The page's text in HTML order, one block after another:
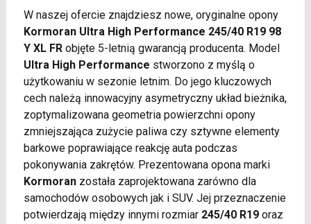
W naszej ofercie znajdziesz nowe, oryginalne opony
Kormoran Ultra High Performance 245/40 R19 98
Y XL FRobjęte 5-letnią gwarancją producenta. Model
Ultra High Performance stworzono z myślą o
użytkowaniu w sezonie letnim. Do jego kluczowych
cech należą innowacyjny asymetryczny układ bieżnika,
zoptymalizowana geometria powierzchni opony
zmniejszająca zużycie paliwa czy sztywne elementy
barkowe poprawiające reakcję auta podczas
pokonywania zakrętów. Prezentowana opona marki
Kormoranzostała zaprojektowana zarówno dla
samochodów osobowych jak i SUV. Jej przeznaczenie
potwierdzają między innymi rozmiar 245/40 R19oraz